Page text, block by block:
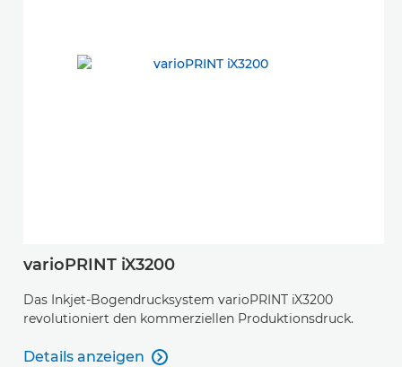
varioPRINT iX3200
Das Inkjet-Bogendrucksystem varioPRINT iX3200
revolutioniert den kommerziellen Produktionsdruck.
Details anzeigen 